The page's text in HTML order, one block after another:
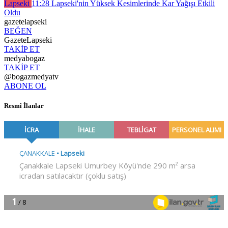
Lapseki 11:28 Lapseki'nin Yüksek Kesimlerinde Kar Yağışı Etkili
Oldu
gazetelapseki
BEĞEN
GazeteLapseki
TAKİP ET
medyabogaz
TAKİP ET
@bogazmedyatv
ABONE OL
Resmî İlanlar